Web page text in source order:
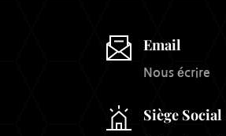
Email
Nous écrire
Siège Social